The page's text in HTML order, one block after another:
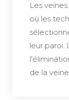
Les
où les
leur paroi.
de la